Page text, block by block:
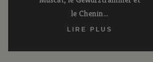
le Chenin...
LIRE PLUS